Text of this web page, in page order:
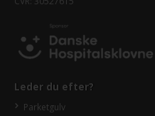
Leder du efter?
Parketgulv